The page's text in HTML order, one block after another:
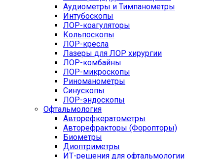
Аудиометры и Тимпанометры
Интубоскопы
ЛОР-коагуляторы
Кольпоскопы
ЛОР-кресла
Лазеры для ЛОР хирургии
ЛОР-комбайны
ЛОР-микроскопы
Риноманометры
Синускопы
ЛОР-эндоскопы
Офтальмология
Авторефкератометры
Авторефракторы (Форопторы)
Биометры
Диоптриметры
ИТ-решения для офтальмологии